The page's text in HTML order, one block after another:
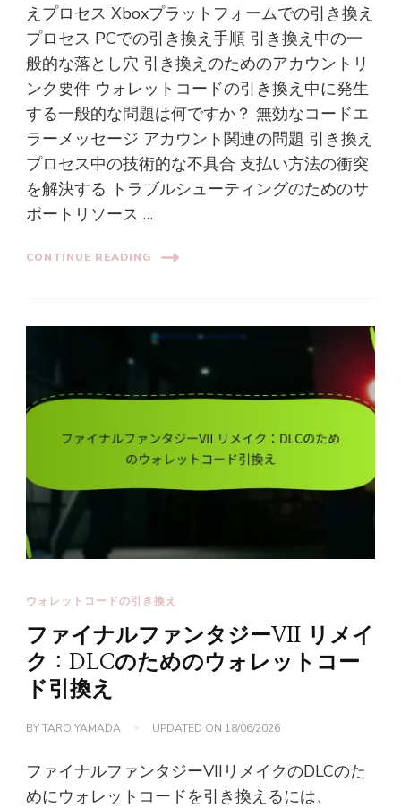
えプロセス Xboxプラットフォームでの引き換え
プロセス PCでの引き換え手順 引き換え中の一
般的な落とし穴 引き換えのためのアカウントリ
ンク要件 ウォレットコードの引き換え中に発生
する一般的な問題は何ですか？ 無効なコードエ
ラーメッセージ アカウント関連の問題 引き換え
プロセス中の技術的な不具合 支払い方法の衝突
を解決する トラブルシューティングのためのサ
ポートリソース …
CONTINUE READING
ウォレットコードの引き換え
ファイナルファンタジーVII リメイ
ク：DLCのためのウォレットコー
ド引換え
BYTARO YAMADA UPDATED ON 18/06/2026
ファイナルファンタジーVIIリメイクのDLCのた
めにウォレットコードを引き換えるには、